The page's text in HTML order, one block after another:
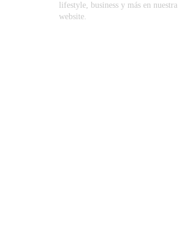
lifestyle, business y más en nuestra
website.